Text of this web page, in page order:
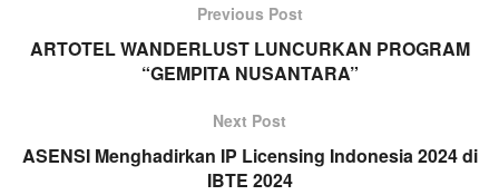
Previous Post
ARTOTEL WANDERLUST LUNCURKAN PROGRAM
“GEMPITA NUSANTARA”
Next Post
ASENSI Menghadirkan IP Licensing Indonesia 2024 di
IBTE 2024